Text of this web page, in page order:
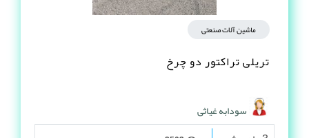
ماشین آلات صنعتی
تریلی تراکتور دو چرخ
سودابه غیاثی